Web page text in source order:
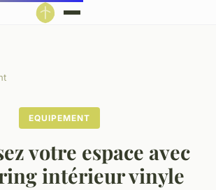
EQUIPEMENT
votre espace avec
intérieur vinyle